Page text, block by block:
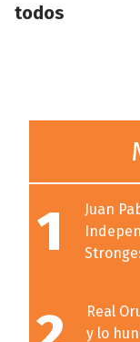
todos
1
Juan
Real
y lo